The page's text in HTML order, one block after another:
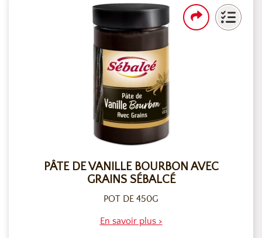
PÂTE DE VANILLE BOURBON AVEC
GRAINS SÉBALCÉ
POT DE 450G
En savoir plus >